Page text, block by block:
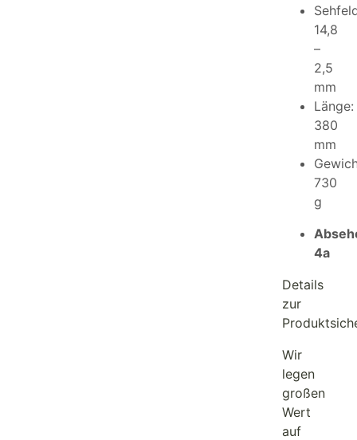
14,8
–
2,5
mm
Länge:
380
mm
730
g
4a
Details
zur
Wir
legen
großen
Wert
auf